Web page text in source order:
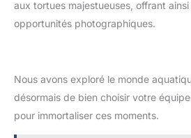
aux tortues majestueuses, offrant
opportunités photographiques.
Nous avons exploré le monde
désormais de bien choisir votre
pour immortaliser ces moments.